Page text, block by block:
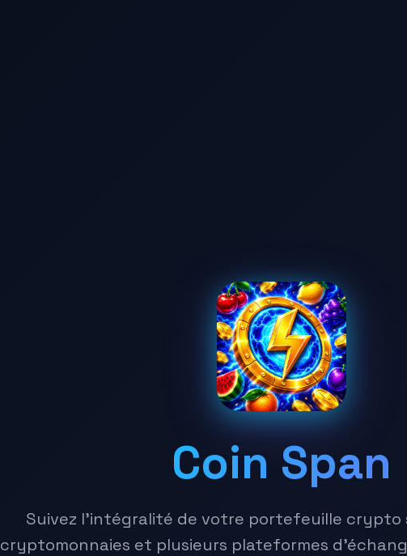
Coin Span
Suivez l'intégralité de votre portefeuille crypto
cryptomonnaies et plusieurs plateformes